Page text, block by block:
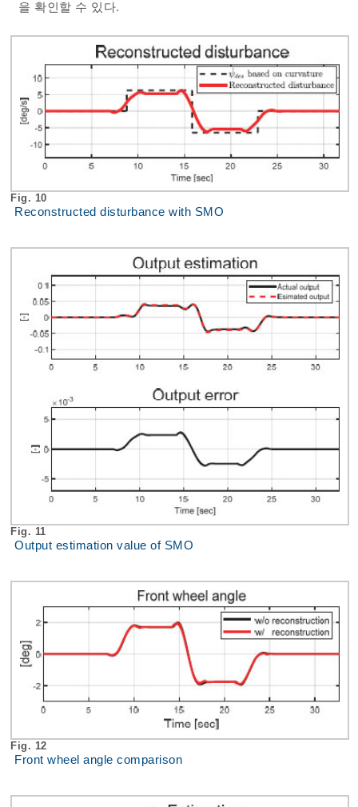
을 확인할 수 있다.
Fig. 10
Reconstructed disturbance with SMO
Fig. 11
Output estimation value of SMO
Fig. 12
Front wheel angle comparison